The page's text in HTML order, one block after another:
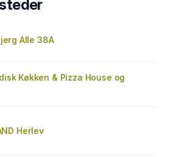
Alle 38A
Køkken & Pizza House og
Herlev